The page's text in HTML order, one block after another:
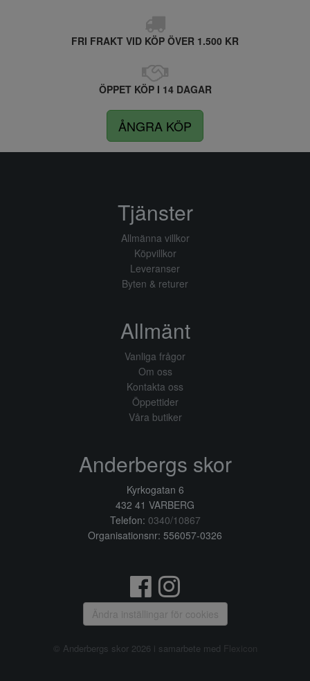
FRI FRAKT VID KÖP ÖVER 1.500 KR
ÖPPET KÖP I 14 DAGAR
ÅNGRA KÖP
Tjänster
Allmänna villkor
Köpvillkor
Leveranser
Byten & returer
Allmänt
Vanliga frågor
Om oss
Kontakta oss
Öppettider
Våra butiker
Anderbergs skor
Kyrkogatan 6
432 41 VARBERG
Telefon: 0340/10867
Organisationsnr: 556057-0326
Ändra inställingar för cookies
© Anderbergs skor 2026 i samarbete med Flexicon